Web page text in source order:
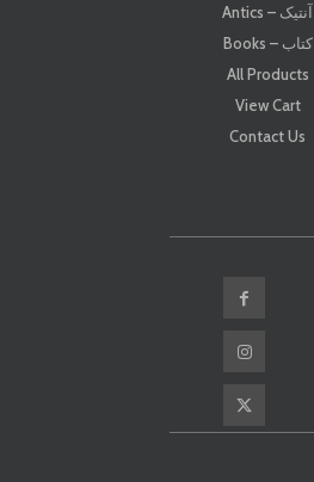
Antics – آنتیک
Books – کتاب
All Products
View Cart
Contact Us